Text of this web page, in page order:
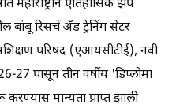
महाराष्ट्राने ऐतिहासिक झेप
रिसर्च अँड ट्रेनिंग सेंटर
परिषद (एआयसीटीई), नवी
27 पासून तीन वर्षीय 'डिप्लोमा
मान्यता प्राप्त झाली